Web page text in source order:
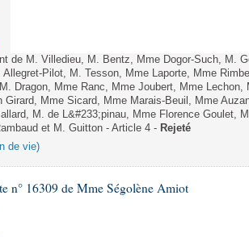
de M. Villedieu, M. Bentz, Mme Dogor-Such, M.
Allegret-Pilot, M. Tesson, Mme Laporte, Mme
Dragon, Mme Ranc, Mme Joubert, Mme
Girard, Mme Sicard, Mme Marais-Beuil, Mme
M. de L&#233;pinau, Mme Florence Goulet,
et M. Guitton - Article 4 - Rejeté
de vie)
n° 16309 de Mme Ségolène Amiot